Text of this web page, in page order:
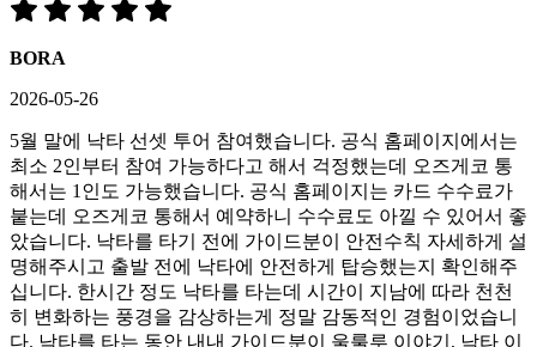
BORA
2026-05-26
5월 말에 낙타 선셋 투어 참여했습니다. 공식 홈페이지에서는
최소 2인부터 참여 가능하다고 해서 걱정했는데 오즈게코 통
해서는 1인도 가능했습니다. 공식 홈페이지는 카드 수수료가
붙는데 오즈게코 통해서 예약하니 수수료도 아낄 수 있어서 좋
았습니다. 낙타를 타기 전에 가이드분이 안전수칙 자세하게 설
명해주시고 출발 전에 낙타에 안전하게 탑승했는지 확인해주
십니다. 한시간 정도 낙타를 타는데 시간이 지남에 따라 천천
히 변화하는 풍경을 감상하는게 정말 감동적인 경험이었습니
다. 낙타를 타는 동안 내내 가이드분이 울룰루 이야기, 낙타 이